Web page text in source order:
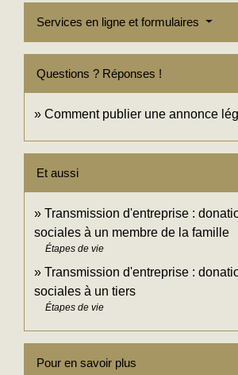
Services en ligne et formulaires
Questions ? Réponses !
Comment publier une annonce
Et aussi
Transmission d'entreprise :
sociales à un membre de la famille
Étapes de vie
Transmission d'entreprise :
sociales à un tiers
Étapes de vie
Pour en savoir plus